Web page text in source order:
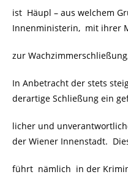
ist Häupl – aus welchem
Innenministerin, mit ihrer
zur
In Anbetracht der stets
derartige Schließung ein
licher und
der Wiener Innenstadt.
führt nämlich in der